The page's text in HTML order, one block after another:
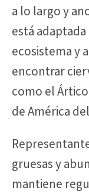
a lo largo y
está
ecosistema y
encontrar
como el
de América
gruesas y
mantiene